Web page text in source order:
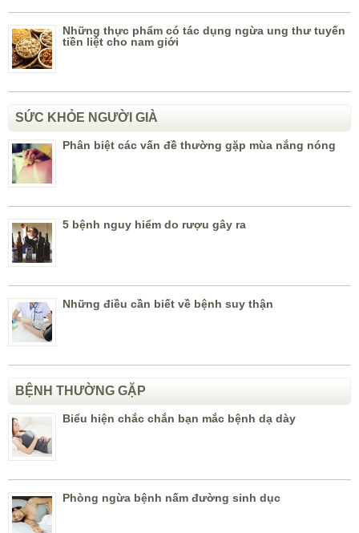
Những thực phẩm có tác dụng ngừa ung thư tuyến
tiền liệt cho nam giới
SỨC KHỎE NGƯỜI GIÀ
Phân biệt các vấn đề thường gặp mùa nắng nóng
5 bệnh nguy hiểm do rượu gây ra
Những điều cần biết về bệnh suy thận
BỆNH THƯỜNG GẶP
Biểu hiện chắc chắn bạn mắc bệnh dạ dày
Phòng ngừa bệnh nấm đường sinh dục